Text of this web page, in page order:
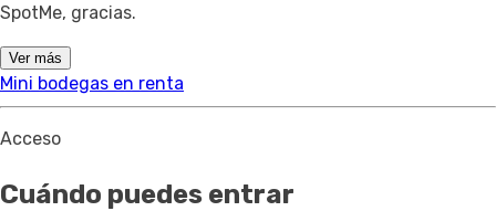
SpotMe, gracias.
Ver más
Mini bodegas en renta
Acceso
Cuándo puedes entrar